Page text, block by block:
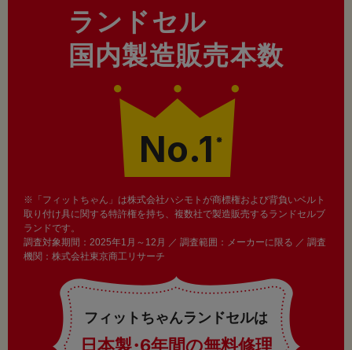
ランドセル
国内製造販売本数
No.1 ※
※「フィットちゃん」は株式会社ハシモトが商標権および背負いベルト
取り付け具に関する特許権を持ち、複数社で製造販売するランドセルブ
ランドです。
調査対象期間：2025年1月～12月 ／ 調査範囲：メーカーに限る ／ 調査
機関：株式会社東京商工リサーチ
フィットちゃんランドセルは
日本製・6年間の無料修理